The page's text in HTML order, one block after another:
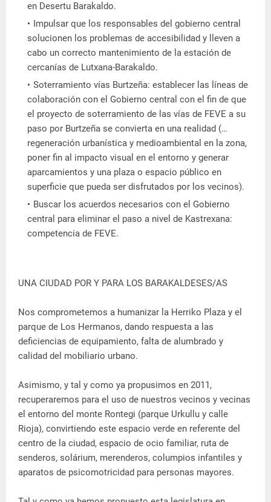
en Desertu Barakaldo.
Impulsar que los responsables del gobierno central
solucionen los problemas de accesibilidad y lleven a
cabo un correcto mantenimiento de la estación de
cercanías de Lutxana-Barakaldo.
Soterramiento vías Burtzeña: establecer las líneas de
colaboración con el Gobierno central con el fin de que
el proyecto de soterramiento de las vías de FEVE a su
paso por Burtzeña se convierta en una realidad (…
regeneración urbanística y medioambiental en la zona,
poner fin al impacto visual en el entorno y generar
aparcamientos y una plaza o espacio público en
superficie que pueda ser disfrutados por los vecinos).
Buscar los acuerdos necesarios con el Gobierno
central para eliminar el paso a nivel de Kastrexana:
competencia de FEVE.
UNA CIUDAD POR Y PARA LOS BARAKALDESES/AS
Nos comprometemos a humanizar la Herriko Plaza y el
parque de Los Hermanos, dando respuesta a las
deficiencias de equipamiento, falta de alumbrado y
calidad del mobiliario urbano.
Asimismo, y tal y como ya propusimos en 2011,
recuperaremos para el uso de nuestros vecinos y vecinas
el entorno del monte Rontegi (parque Urkullu y calle
Rioja), convirtiendo este espacio verde en referente del
centro de la ciudad, espacio de ocio familiar, ruta de
senderos, solárium, merenderos, columpios infantiles y
aparatos de psicomotricidad para personas mayores.